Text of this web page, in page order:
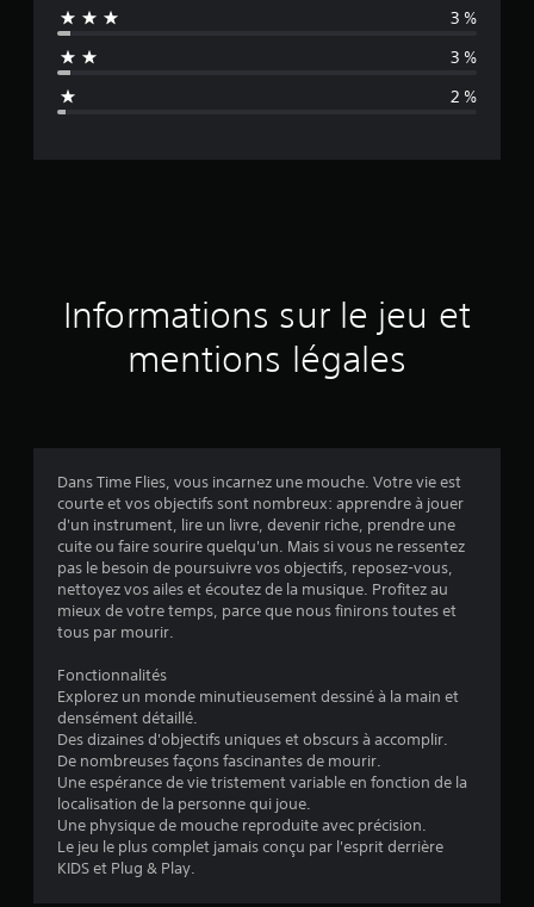
n
d
a
:
4
.
2
é
t
3 %
3 %
2 %
Informations sur le jeu et
mentions légales
Dans Time Flies, vous incarnez une mouche. Votre vie est
courte et vos objectifs sont nombreux: apprendre à jouer
d'un instrument, lire un livre, devenir riche, prendre une
cuite ou faire sourire quelqu'un. Mais si vous ne ressentez
pas le besoin de poursuivre vos objectifs, reposez-vous,
nettoyez vos ailes et écoutez de la musique. Profitez au
mieux de votre temps, parce que nous finirons toutes et
tous par mourir.
Fonctionnalités
Explorez un monde minutieusement dessiné à la main et
densément détaillé.
Des dizaines d'objectifs uniques et obscurs à accomplir.
De nombreuses façons fascinantes de mourir.
Une espérance de vie tristement variable en fonction de la
localisation de la personne qui joue.
Une physique de mouche reproduite avec précision.
Le jeu le plus complet jamais conçu par l'esprit derrière
KIDS et Plug & Play.